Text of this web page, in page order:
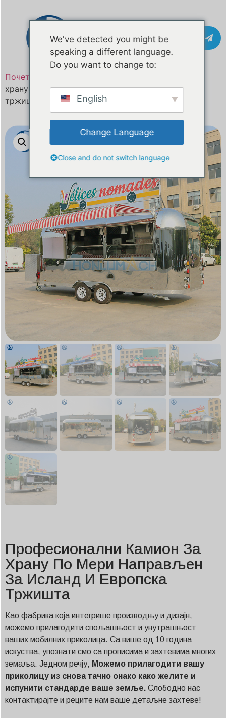
Контакт
Почетна
храну по мери направљен за Исланд и европска
тржишта
Професионални Камион За
Храну По Мери Направљен
За Исланд И Европска
Тржишта
Као фабрика која интегрише производњу и дизајн,
можемо прилагодити спољашњост и унутрашњост
ваших мобилних приколица. Са више од 10 година
искуства, упознати смо са прописима и захтевима многих
земаља. Једном речју, Можемо прилагодити вашу
приколицу из снова тачно онако како желите и
испунити стандарде ваше земље. Слободно нас
контактирајте и реците нам ваше детаљне захтеве!
We've detected you might be
speaking a different language.
Do you want to change to:
English
Change Language
Close and do not switch language